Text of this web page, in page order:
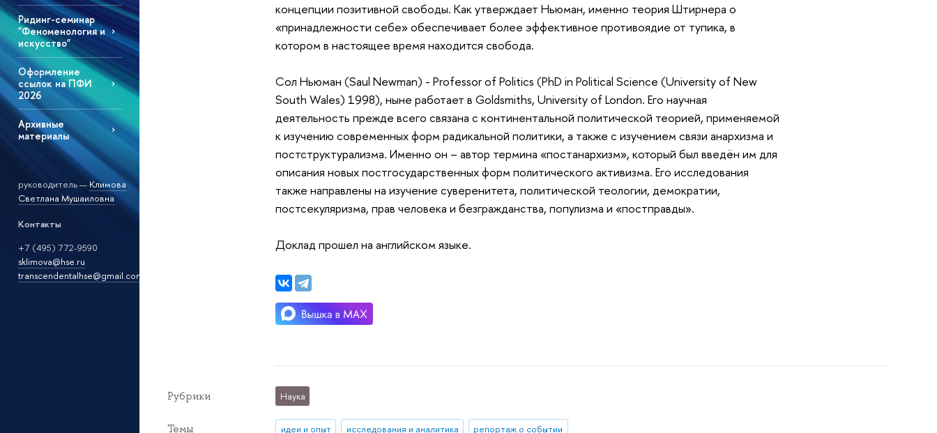
Ридинг-семинар
"Феноменология и
искусство"
Оформление
ссылок на ПФИ
2026
Архивные
материалы
руководитель — Климова
Светлана Мушаиловна
Контакты
+7 (495) 772-9590
sklimova@hse.ru
transcendentalhse@gmail.com
концепции позитивной свободы. Как утверждает Ньюман, именно теория Штирнера о
«принадлежности себе» обеспечивает более эффективное противоядие от тупика, в
котором в настоящее время находится свобода.
Сол Ньюман (Saul Newman) - Professor of Politics (PhD in Political Science (University of New
South Wales) 1998), ныне работает в Goldsmiths, University of London. Его научная
деятельность прежде всего связана с континентальной политической теорией, применяемой
к изучению современных форм радикальной политики, а также с изучением связи анархизма и
постструктурализма. Именно он – автор термина «постанархизм», который был введён им для
описания новых постгосударственных форм политического активизма. Его исследования
также направлены на изучение суверенитета, политической теологии, демократии,
постсекуляризма, прав человека и безгражданства, популизма и «постправды».
Доклад прошел на английском языке.
Рубрики Наука
Темы идеи и опыт исследования и аналитика репортаж о событии